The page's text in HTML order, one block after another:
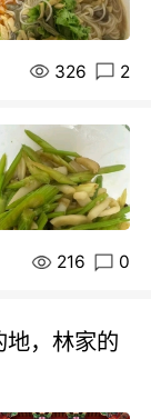
326 2
216 0
，林家的